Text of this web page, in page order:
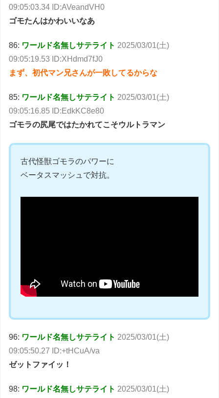
09:05:03.34 ID:AVeandVH0
ゴモたんはかわいいなあ
86: ワールド名無しサテライト 2025/03/01(土)
09:05:19.53 ID:XHdmd7fJ0
まず、初代マン兄さんが一敗してるからな
85: ワールド名無しサテライト 2025/03/01(土)
09:05:16.85 ID:EdkKC8e80
ゴモラの尻尾ではたかれてこそウルトラマン
古代怪獣ゴモラのパワーに
ベータスマッシュで対抗。
96: ワールド名無しサテライト 2025/03/01(土)
09:05:50.27 ID:+tHCuA/va
ゼットファイッ！
98: ワールド名無しサテライト 2025/03/01(土)